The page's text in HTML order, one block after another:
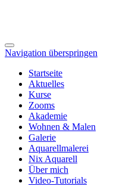
Navigation überspringen
Startseite
Aktuelles
Kurse
Zooms
Akademie
Wohnen & Malen
Galerie
Aquarellmalerei
Nix Aquarell
Über mich
Video-Tutorials